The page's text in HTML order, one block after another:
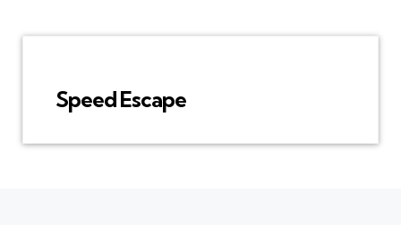
Speed Escape